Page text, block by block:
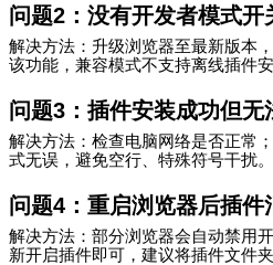
问题2 ：没有开发者模式开
解决方法：升级浏览器至最新版本
该功能，兼容模式不支持离线插件安
问题3 ：插件安装成功但
解决方法：检查电脑网络是否正常
式无误，避免空行、特殊符号干扰。
问题4 ：重启浏览器后插件
解决方法：部分浏览器会自动禁用
新开启插件即可，建议将插件文件